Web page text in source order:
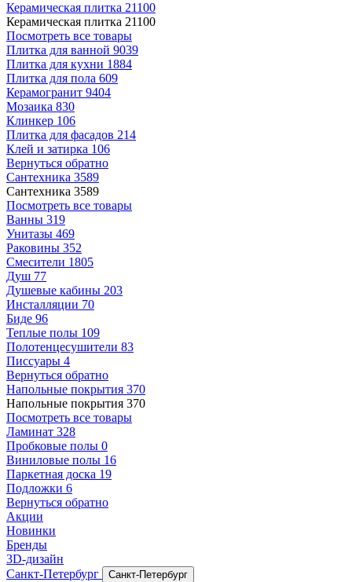
Керамическая плитка 21100
Керамическая плитка 21100
Посмотреть все товары
Плитка для ванной 9039
Плитка для кухни 1884
Плитка для пола 609
Керамогранит 9404
Мозаика 830
Клинкер 106
Плитка для фасадов 214
Клей и затирка 106
Вернуться обратно
Сантехника 3589
Сантехника 3589
Посмотреть все товары
Ванны 319
Унитазы 469
Раковины 352
Смесители 1805
Душ 77
Душевые кабины 203
Инсталляции 70
Биде 96
Теплые полы 109
Полотенцесушители 83
Писсуары 4
Вернуться обратно
Напольные покрытия 370
Напольные покрытия 370
Посмотреть все товары
Ламинат 328
Пробковые полы 0
Виниловые полы 16
Паркетная доска 19
Подложки 6
Вернуться обратно
Акции
Новинки
Бренды
3D-дизайн
Санкт-Петербург
Санкт-Петербург